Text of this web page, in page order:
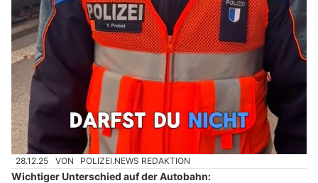
28.12.25 VON POLIZEI.NEWS REDAKTION
Wichtiger Unterschied auf der Autobahn: